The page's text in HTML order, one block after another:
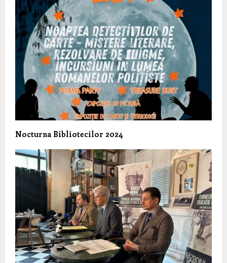
Nocturna Bibliotecilor 2024